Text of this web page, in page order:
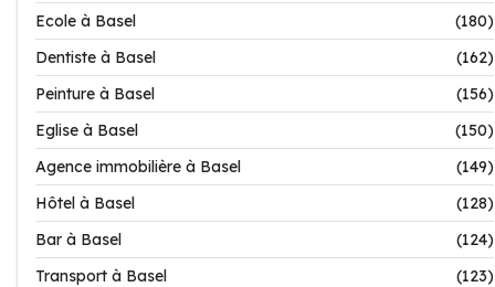
Ecole à Basel
(180)
Dentiste à Basel
(162)
Peinture à Basel
(156)
Eglise à Basel
(150)
Agence immobilière à Basel
(149)
Hôtel à Basel
(128)
Bar à Basel
(124)
Transport à Basel
(123)